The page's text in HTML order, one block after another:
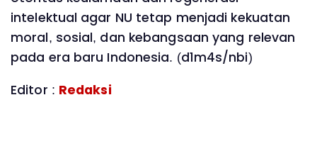
intelektual agar NU tetap menjadi kekuatan
moral, sosial, dan kebangsaan yang relevan
pada era baru Indonesia. (d1m4s/nbi)
Editor : Redaksi